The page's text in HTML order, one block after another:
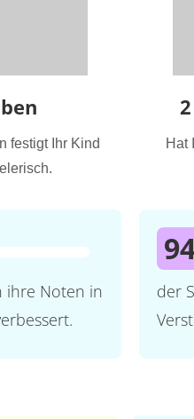
festigt Ihr Kind
ihre Noten in
Hat
der